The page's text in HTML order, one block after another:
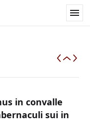
in convalle
sui in